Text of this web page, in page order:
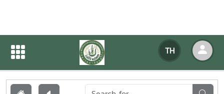
TH
เอกสารเผยแพร่
เอกสารเผยแพร่